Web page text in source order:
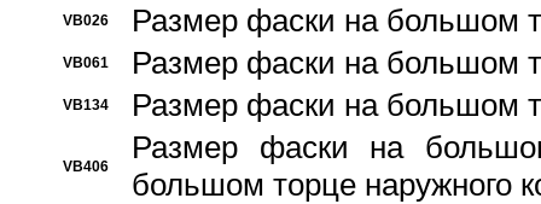
VB026 Размер фаски на большом
VB061 Размер фаски на большом
VB134 Размер фаски на большом
VB406
Размер фаски на
большом торце наружного